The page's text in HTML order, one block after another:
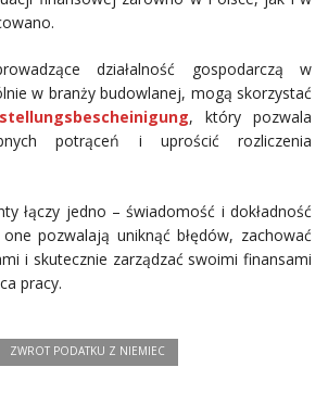
działalność gospodarczą w
w branży budowlanej, mogą skorzystać
, który pozwala
potrąceń i uprościć rozliczenia
łączy jedno – świadomość i dokładność
pozwalają uniknąć błędów, zachować
i skutecznie zarządzać swoimi finansami
pracy.
ZWROT PODATKU Z NIEMIEC